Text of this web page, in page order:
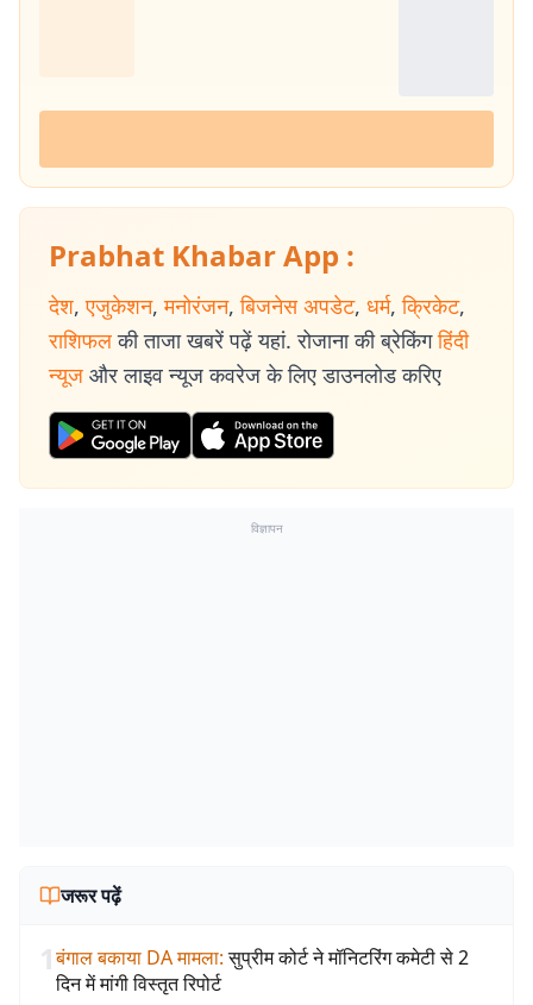
Prabhat Khabar App :
देश, एजुकेशन, मनोरंजन, बिजनेस अपडेट, धर्म, क्रिकेट,
राशिफल की ताजा खबरें पढ़ें यहां. रोजाना की ब्रेकिंग हिंदी
न्यूज और लाइव न्यूज कवरेज के लिए डाउनलोड करिए
विज्ञापन
जरूर पढ़ें
1बंगाल बकाया DA मामला: सुप्रीम कोर्ट ने मॉनिटरिंग कमेटी से 2
दिन में मांगी विस्तृत रिपोर्ट